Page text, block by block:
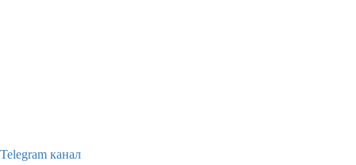
Telegram канал